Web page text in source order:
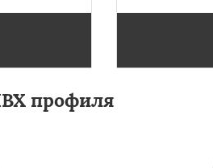
профиля